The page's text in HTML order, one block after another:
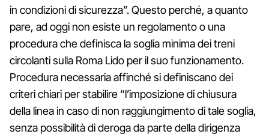
in condizioni di sicurezza”. Questo perché, a quanto
pare, ad oggi non esiste un regolamento o una
procedura che definisca la soglia minima dei treni
circolanti sulla Roma Lido per il suo funzionamento.
Procedura necessaria affinché si definiscano dei
criteri chiari per stabilire “l’imposizione di chiusura
della linea in caso di non raggiungimento di tale soglia,
senza possibilità di deroga da parte della dirigenza